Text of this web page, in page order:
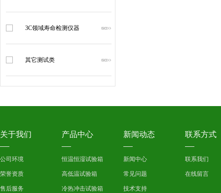
3C领域寿命检测仪器
其它测试类
关于我们
公司环境
荣誉资质
售后服务
产品中心
恒温恒湿试验箱
高低温试验箱
冷热冲击试验箱
新闻动态
新闻中心
常见问题
技术支持
联系方式
联系我们
在线留言